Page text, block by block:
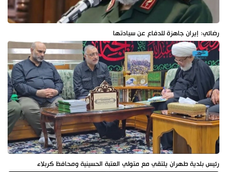
رضائي: إيران جاهزة للدفاع عن سيادتها
رئيس بلدية طهران يلتقي مع متولي العتبة الحسينية ومحافظ كربلاء